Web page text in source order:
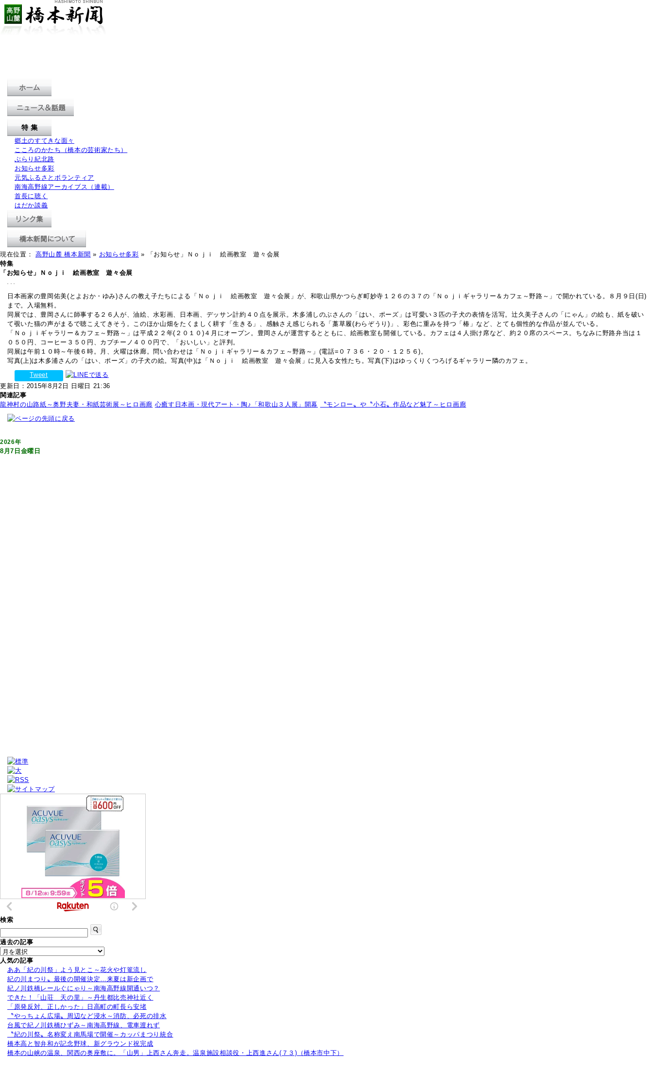
郷土のすてきな面々
こころのかたち（橋本の芸術家たち）
ぶらり紀北路
お知らせ多彩
元気ふるさとボランティア
南海高野線アーカイブス（連載）
首長に聴く
はだか談義
現在位置： 高野山麓 橋本新聞 » お知らせ多彩 » 「お知らせ」Ｎｏｊｉ 絵画教室 遊々会展
特集
「お知らせ」Ｎｏｊｉ 絵画教室 遊々会展
日本画家の豊岡佑美(とよおか・ゆみ)さんの教え子たちによる「Ｎｏｊｉ 絵画教室 遊々会展」が、和歌山県かつらぎ町妙寺１２６の３７の「Ｎｏｊｉギャラリー＆カフェ～野路～」で開かれている。８月９日(日)
まで。入場無料。
同展では、豊岡さんに師事する２６人が、油絵、水彩画、日本画、デッサン計約４０点を展示。木多浦しのぶさんの「はい、ポーズ」は可愛い３匹の子犬の表情を活写。辻久美子さんの「にゃん」の絵も、紙を破い
て覗いた猫の声がまるで聴こえてきそう。このほか山畑をたくましく耕す「生きる」、感触さえ感じられる「藁草履(わらぞうり)」、彩色に重みを持つ「椿」など、とても個性的な作品が並んでいる。
「Ｎｏｊｉギャラリー＆カフェ～野路～」は平成２２年(２０１０)４月にオープン。豊岡さんが運営するとともに、絵画教室も開催している。カフェは４人掛け席など、約２０席のスペース。ちなみに野路弁当は１
０５０円、コーヒー３５０円、カプチーノ４００円で、「おいしい」と評判。
同展は午前１０時～午後６時。月、火曜は休廊。問い合わせは「Ｎｏｊｉギャラリー＆カフェ～野路～」(電話=０７３６・２０・１２５６)。
写真(上)は木多浦さんの「はい、ポーズ」の子犬の絵。写真(中)は「Ｎｏｊｉ 絵画教室 遊々会展」に見入る女性たち。写真(下)はゆっくりくつろげるギャラリー隣のカフェ。
Tweet
更新日：2015年8月2日 日曜日 21:36
関連記事
龍神村の山路紙～奥野夫妻・和紙芸術展～ヒロ画廊 心癒す日本画・現代アート・陶♪「和歌山３人展」開幕 〝モンロー〟や〝小石〟作品など魅了～ヒロ画廊
2026年
8月7日金曜日
検索
過去の記事
人気の記事
ああ「紀の川祭」よう見とこ～花火や灯篭流し
紀の川まつり〟最後の開催決定…来夏は新企画で
紀ノ川鉄橋レールぐにゃり～南海高野線開通いつ？
できた！「山荘 天の里」～丹生都比売神社近く
「原発反対、正しかった」日高町の町長ら安堵
〝やっちょん広場〟周辺など浸水～消防、必死の排水
台風で紀ノ川鉄橋ひずみ～南海高野線、電車渡れず
〝紀の川祭〟名称変え南馬場で開催～カッパまつり統合
橋本高と智弁和が記念野球、新グラウンド祝完成
橋本の山峡の温泉、関西の奥座敷に。「山男」上西さん奔走。温泉施設相談役・上西進さん(７３)（橋本市中下）